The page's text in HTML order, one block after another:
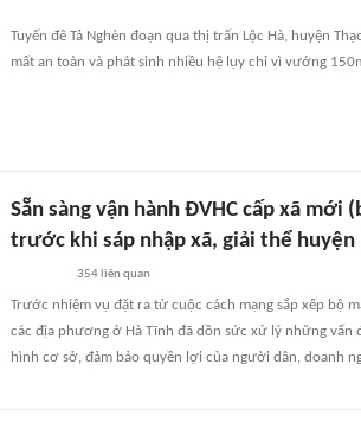
Tuyến đê Tả Nghèn đoạn qua thị trấn Lộc Hà, huyện
mất an toàn và phát sinh nhiều hệ lụy chỉ vì vướng
Sẵn sàng vận hành ĐVHC cấp xã
trước khi sáp nhập xã, giải thể huyện
354liên quan
Trước nhiệm vụ đặt ra từ cuộc cách mạng sắp xếp bộ
các địa phương ở Hà Tĩnh đã dồn sức xử lý những
hình cơ sở, đảm bảo quyền lợi của người dân, doanh